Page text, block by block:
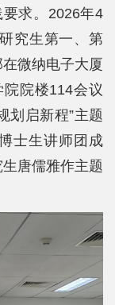
要求。2026年4
究生第一、第
微纳电子大厦
院楼114会议
划启新程”主题
士生讲师团成
唐儒雅作主题